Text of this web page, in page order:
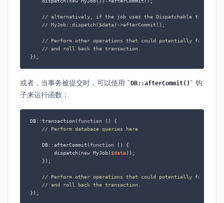
// alternatively, if the job uses the Dispatchable trait:
// MyJob::dispatch($data)->afterCommit();
// Perform other operations that could potentially fail
// and roll back the transaction.
});
或者，当事务被提交时，可以使用 DB::afterCommit()
钩
子来运行函数：
DB::transaction( function ( )
{
// Perform database queries here
    DB::afterCommit(
function ( )
{
        dispatch(
new MyJob( $data));
    });
// Perform other operations that could potentially fail
// and roll back the transaction.
});